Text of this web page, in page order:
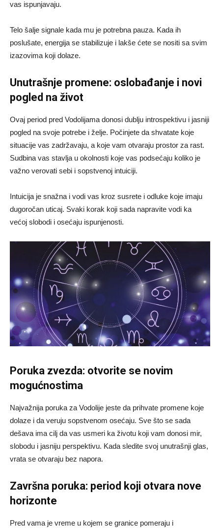
vas ispunjavaju.
Telo šalje signale kada mu je potrebna pauza. Kada ih
poslušate, energija se stabilizuje i lakše ćete se nositi sa svim
izazovima koji dolaze.
Unutrašnje promene: oslobađanje i novi
pogled na život
Ovaj period pred Vodolijama donosi dublju introspektivu i jasniji
pogled na svoje potrebe i želje. Počinjete da shvatate koje
situacije vas zadržavaju, a koje vam otvaraju prostor za rast.
Sudbina vas stavlja u okolnosti koje vas podsećaju koliko je
važno verovati sebi i sopstvenoj intuiciji.
Intuicija je snažna i vodi vas kroz susrete i odluke koje imaju
dugoročan uticaj. Svaki korak koji sada napravite vodi ka
većoj slobodi i osećaju ispunjenosti.
Poruka zvezda: otvorite se novim
mogućnostima
Najvažnija poruka za Vodolije jeste da prihvate promene koje
dolaze i da veruju sopstvenom osećaju. Sve što se sada
dešava ima cilj da vas usmeri ka životu koji vam donosi mir,
slobodu i jasniju perspektivu. Kada sledite svoj unutrašnji glas,
vrata se otvaraju bez napora.
Završna poruka: period koji otvara nove
horizonte
Pred vama je vreme u kojem se granice pomeraju i